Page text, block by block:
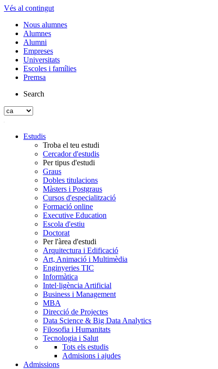
Vés al contingut
Nous alumnes
Alumnes
Alumni
Empreses
Universitats
Escoles i famílies
Premsa
Search
Estudis
Troba el teu estudi
Cercador d'estudis
Per tipus d'estudi
Graus
Dobles titulacions
Màsters i Postgraus
Cursos d'especialització
Formació online
Executive Education
Escola d'estiu
Doctorat
Per l'àrea d'estudi
Arquitectura i Edificació
Art, Animació i Multimèdia
Enginyeries TIC
Informàtica
Intel·ligència Artificial
Business i Management
MBA
Direcció de Projectes
Data Science & Big Data Analytics
Filosofia i Humanitats
Tecnologia i Salut
Tots els estudis
Admisions i ajudes
Admissions